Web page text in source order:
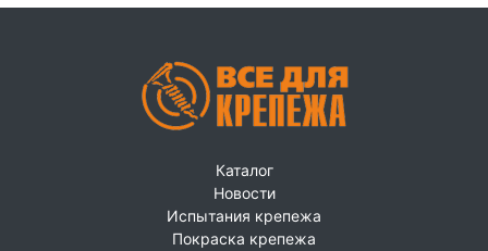
Каталог
Новости
Испытания крепежа
Покраска крепежа